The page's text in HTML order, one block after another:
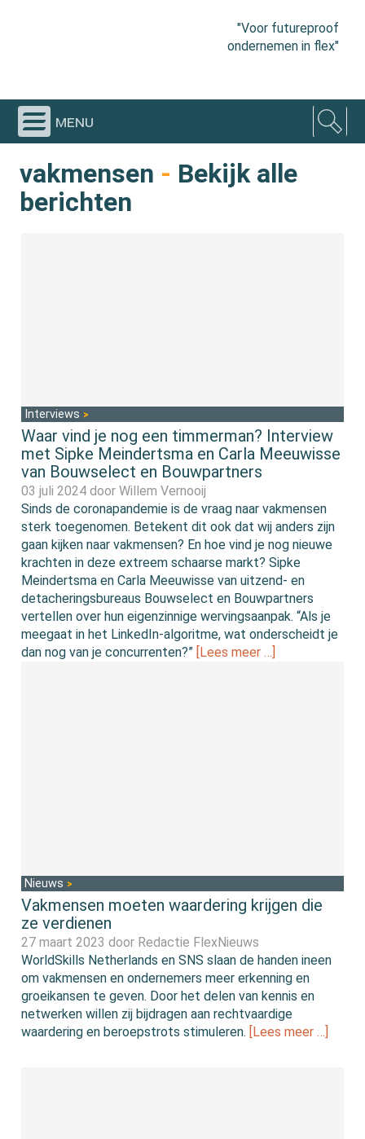
"Voor futureproof
ondernemen in flex"
menu
vakmensen - Bekijk alle
berichten
Interviews
Waar vind je nog een timmerman? Interview
met Sipke Meindertsma en Carla Meeuwisse
van Bouwselect en Bouwpartners
03 juli 2024 doorWillem Vernooij
Sinds de coronapandemie is de vraag naar vakmensen
sterk toegenomen. Betekent dit ook dat wij anders zijn
gaan kijken naar vakmensen? En hoe vind je nog nieuwe
krachten in deze extreem schaarse markt? Sipke
Meindertsma en Carla Meeuwisse van uitzend- en
detacheringsbureaus Bouwselect en Bouwpartners
vertellen over hun eigenzinnige wervingsaanpak. “Als je
meegaat in het LinkedIn-algoritme, wat onderscheidt je
dan nog van je concurrenten?” [Lees meer …]
Nieuws
Vakmensen moeten waardering krijgen die
ze verdienen
27 maart 2023 door Redactie FlexNieuws
WorldSkills Netherlands en SNS slaan de handen ineen
om vakmensen en ondernemers meer erkenning en
groeikansen te geven. Door het delen van kennis en
netwerken willen zij bijdragen aan rechtvaardige
waardering en beroepstrots stimuleren.
[Lees meer …]